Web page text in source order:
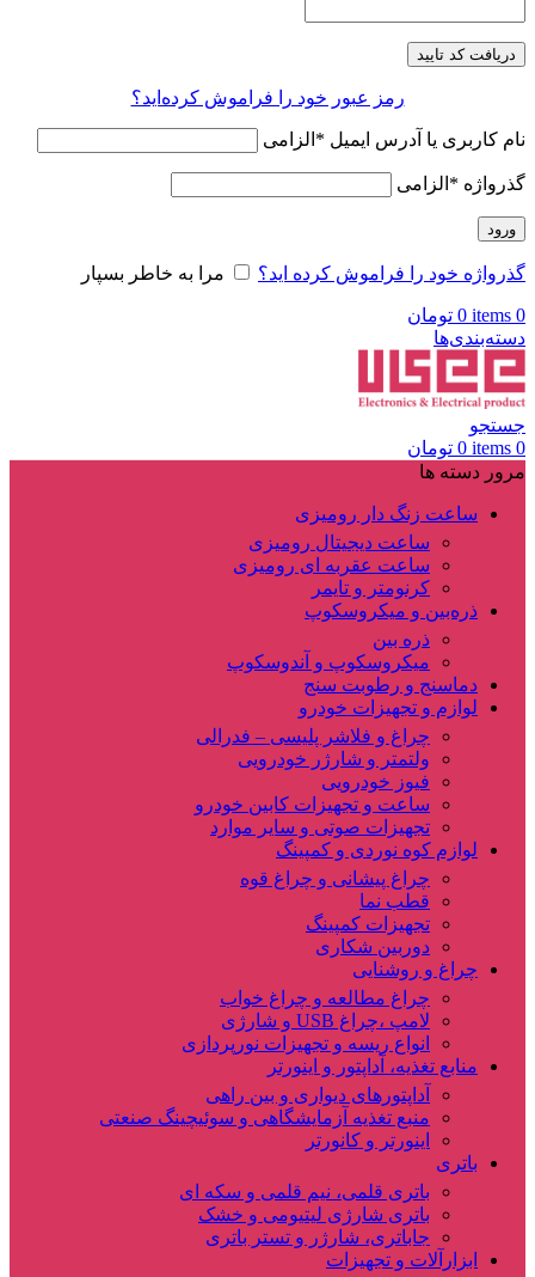
دریافت کد تایید
رمز عبور خود را فراموش کرده‌اید؟
نام کاربری یا آدرس ایمیل * الزامی
گذرواژه * الزامی
ورود
گذرواژه خود را فراموش کرده اید؟ مرا به خاطر بسپار
0
items
0 تومان
دسته‌بندی‌ها
جستجو
0
items
0 تومان
مرور دسته ها
ساعت زنگ دار رومیزی
ساعت دیجیتال رومیزی
ساعت عقربه ای رومیزی
کرنومتر و تایمر
ذره‌بین و میکروسکوپ
ذره بین
میکروسکوپ و آندوسکوپ
دماسنج و رطوبت سنج
لوازم و تجهیزات خودرو
چراغ و فلاشر پلیسی – فدرالی
ولتمتر و شارژر خودرویی
فیوز خودرویی
ساعت و تجهیزات کابین خودرو
تجهیزات صوتی و سایر موارد
لوازم کوه نوردی و کمپینگ
چراغ پیشانی و چراغ قوه
قطب نما
تجهیزات کمپینگ
دوربین شکاری
چراغ و روشنایی
چراغ مطالعه و چراغ خواب
لامپ ،چراغ USB و شارژی
انواع ریسه و تجهیزات نورپردازی
منابع تغذیه، آداپتور و اینورتر
آداپتورهای دیواری و بین راهی
منبع تغذیه آزمایشگاهی و سوئیچینگ صنعتی
اینورتر و کانورتر
باتری
باتری قلمی، نیم قلمی و سکه ای
باتری شارژی لیتیومی و خشک
جاباتری، شارژر و تستر باتری
ابزارآلات و تجهیزات